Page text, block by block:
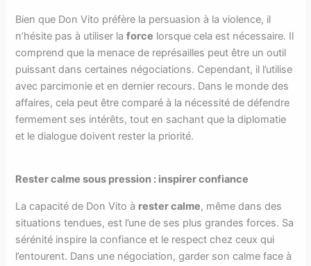
Bien que Don Vito préfère la persuasion à la violence, il
n’hésite pas à utiliser laforce lorsque cela est nécessaire. Il
comprend que la menace de représailles peut être un outil
puissant dans certaines négociations. Cependant, il l’utilise
avec parcimonie et en dernier recours. Dans le monde des
affaires, cela peut être comparé à la nécessité de défendre
fermement ses intérêts, tout en sachant que la diplomatie
et le dialogue doivent rester la priorité.
Rester calme sous pression : inspirer confiance
La capacité de Don Vito à rester calme, même dans des
situations tendues, est l’une de ses plus grandes forces. Sa
sérénité inspire la confiance et le respect chez ceux qui
l’entourent. Dans une négociation, garder son calme face à